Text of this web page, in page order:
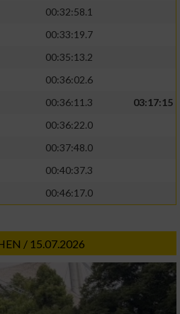
00:32:58.1
00:33:19.7
00:35:13.2
00:36:02.6
00:36:11.3
03:17:15
00:36:22.0
00:37:48.0
00:40:37.3
00:46:17.0
/ 15.07.2026